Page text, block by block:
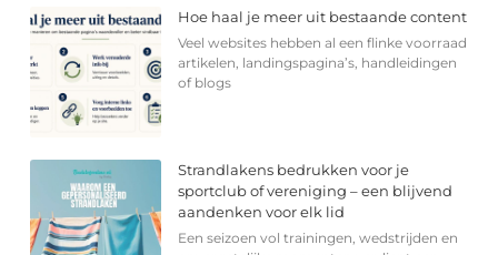
Hoe haal je meer uit bestaande content
Veel websites hebben al een flinke voorraad
artikelen, landingspagina’s, handleidingen
of blogs
Strandlakens bedrukken voor je
sportclub of vereniging – een blijvend
aandenken voor elk lid
Een seizoen vol trainingen, wedstrijden en